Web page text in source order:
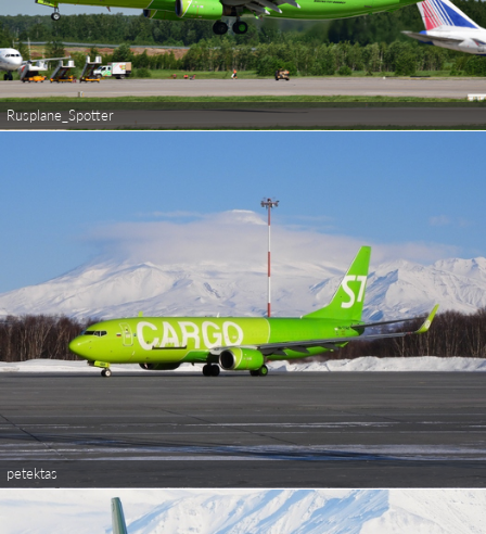
Rusplane_Spotter
petektas